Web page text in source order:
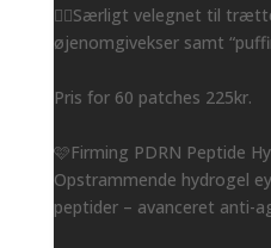
👌🏻Særligt velegnet til
øjenomgivekser samt
Pris for 60 patches 225kr.
🩷Firming PDRN Peptide
Opstrammende hydrogel
peptider – avanceret anti-